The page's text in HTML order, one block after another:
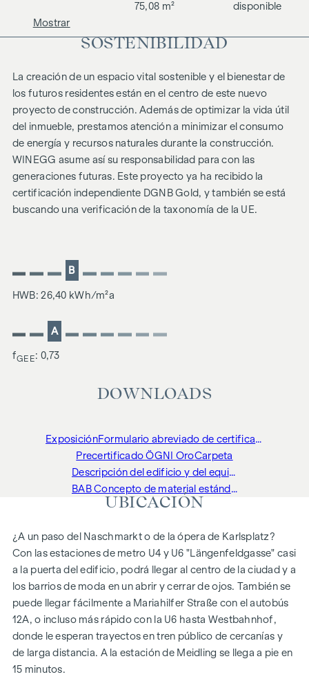
75,08 m²
disponible
Mostrar
SOSTENIBILIDAD
La creación de un espacio vital sostenible y el bienestar de
los futuros residentes están en el centro de este nuevo
proyecto de construcción. Además de optimizar la vida útil
del inmueble, prestamos atención a minimizar el consumo
de energía y recursos naturales durante la construcción.
WINEGG asume así su responsabilidad para con las
generaciones futuras. Este proyecto ya ha recibido la
certificación independiente DGNB Gold, y también se está
buscando una verificación de la taxonomía de la UE.
B
HWB: 26,40 kWh/m²a
A
fGEE: 0,73
DOWNLOADS
Exposición
Formulario abreviado de certificado energético
Precertificado ÖGNI OroCarpeta
Descripción del edificio y del equipamiento
BAB Concepto de material estándar y planta superior
UBICACIÓN
¿A un paso del Naschmarkt o de la ópera de Karlsplatz?
Con las estaciones de metro U4 y U6 "Längenfeldgasse" casi
a la puerta del edificio, podrá llegar al centro de la ciudad y a
los barrios de moda en un abrir y cerrar de ojos. También se
puede llegar fácilmente a Mariahilfer Straße con el autobús
12A, o incluso más rápido con la U6 hasta Westbahnhof,
donde le esperan trayectos en tren público de cercanías y
de larga distancia. A la estación de Meidling se llega a pie en
15 minutos.